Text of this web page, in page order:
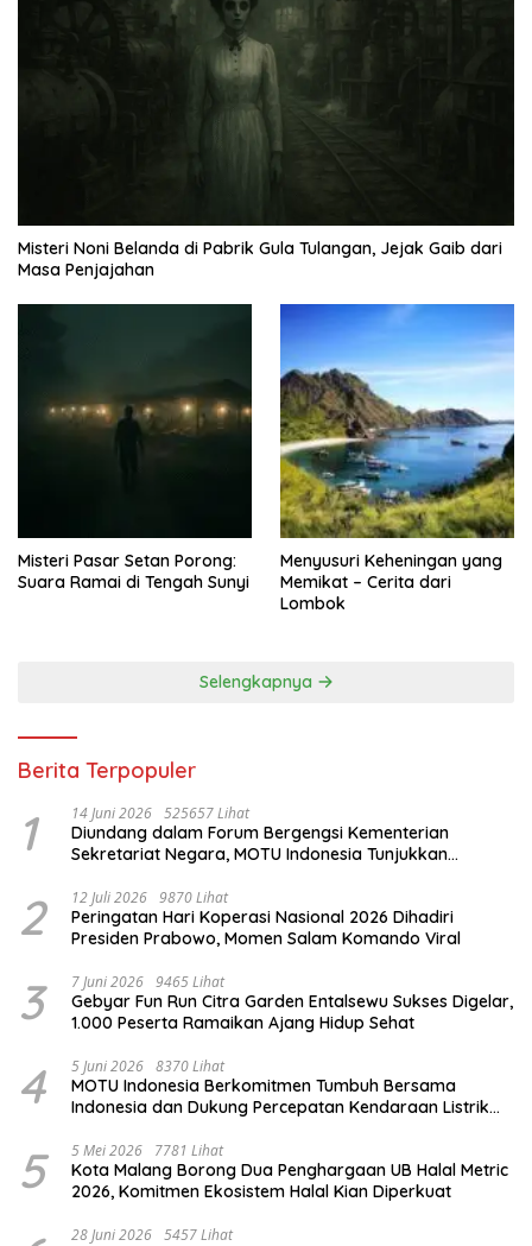
Misteri Noni Belanda di Pabrik Gula Tulangan, Jejak Gaib dari
Masa Penjajahan
Misteri Pasar Setan Porong:
Suara Ramai di Tengah Sunyi
Menyusuri Keheningan yang
Memikat – Cerita dari
Lombok
Selengkapnya
Berita Terpopuler
1 14 Juni 2026 525657 Lihat
Diundang dalam Forum Bergengsi Kementerian
Sekretariat Negara, MOTU Indonesia Tunjukkan
2 12 Juli 2026 9870 Lihat
Peringatan Hari Koperasi Nasional 2026 Dihadiri
Presiden Prabowo, Momen Salam Komando Viral
3 7 Juni 2026 9465 Lihat
Gebyar Fun Run Citra Garden Entalsewu Sukses Digelar,
1.000 Peserta Ramaikan Ajang Hidup Sehat
4 5 Juni 2026 8370 Lihat
MOTU Indonesia Berkomitmen Tumbuh Bersama
Indonesia dan Dukung Percepatan Kendaraan Listrik
5 5 Mei 2026 7781 Lihat
Kota Malang Borong Dua Penghargaan UB Halal Metric
2026, Komitmen Ekosistem Halal Kian Diperkuat
28 Juni 2026 5457 Lihat